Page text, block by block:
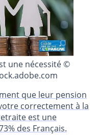
une nécessité ©
que leur pension
correctement à la
est une
des Français.